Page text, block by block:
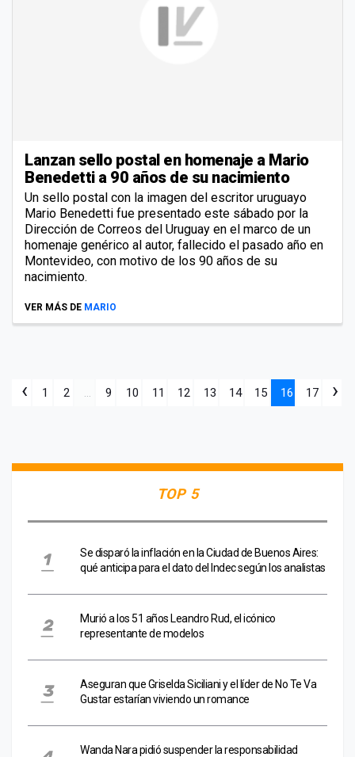
Lanzan sello postal en homenaje a Mario
Benedetti a 90 años de su nacimiento
Un sello postal con la imagen del escritor uruguayo
Mario Benedetti fue presentado este sábado por la
Dirección de Correos del Uruguay en el marco de un
homenaje genérico al autor, fallecido el pasado año en
Montevideo, con motivo de los 90 años de su
nacimiento.
VER MÁS DE MARIO
‹ 1 2 ... 9 10 11 12 13 14 15 16 17 ›
TOP 5
Se disparó la inflación en la Ciudad de Buenos Aires:
qué anticipa para el dato del Indec según los analistas
Murió a los 51 años Leandro Rud, el icónico
representante de modelos
Aseguran que Griselda Siciliani y el líder de No Te Va
Gustar estarían viviendo un romance
Wanda Nara pidió suspender la responsabilidad